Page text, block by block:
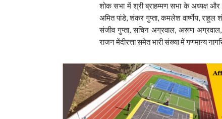
शोक सभा में श्री ब्राहम्मण सभा के अध्यक्ष और
अमित पांडे, शंकर गुप्ता, कमलेश वार्ष्णेय, राहुल
संजीव गुप्ता, सचिन अग्रवाल, अरूण अग्रवाल,
राजन मेंदीरत्ता समेत भारी संख्या में गणमान्य